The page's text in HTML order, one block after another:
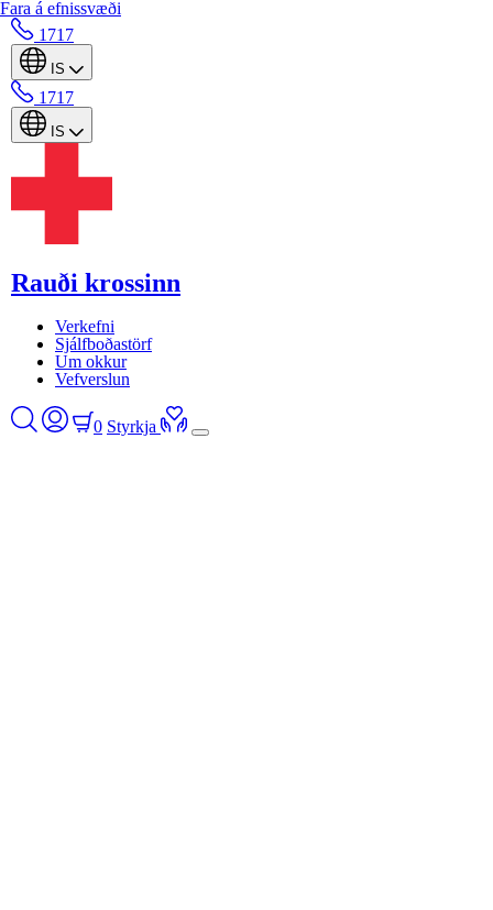
Fara á efnissvæði
1717
IS
1717
IS
Rauði krossinn
Verkefni
Sjálfboðastörf
Um okkur
Vefverslun
0 Styrkja